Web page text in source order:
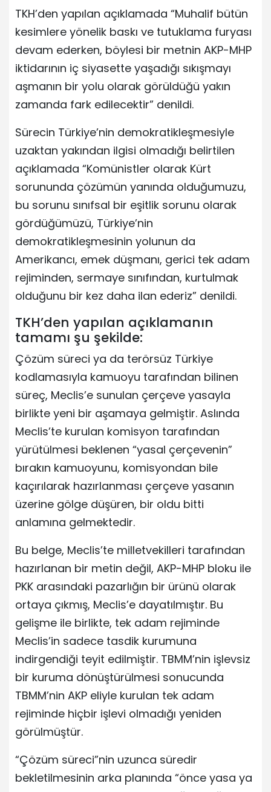
TKH’den yapılan açıklamada “Muhalif bütün
kesimlere yönelik baskı ve tutuklama furyası
devam ederken, böylesi bir metnin AKP-MHP
iktidarının iç siyasette yaşadığı sıkışmayı
aşmanın bir yolu olarak görüldüğü yakın
zamanda fark edilecektir” denildi.
Sürecin Türkiye’nin demokratikleşmesiyle
uzaktan yakından ilgisi olmadığı belirtilen
açıklamada “Komünistler olarak Kürt
sorununda çözümün yanında olduğumuzu,
bu sorunu sınıfsal bir eşitlik sorunu olarak
gördüğümüzü, Türkiye’nin
demokratikleşmesinin yolunun da
Amerikancı, emek düşmanı, gerici tek adam
rejiminden, sermaye sınıfından, kurtulmak
olduğunu bir kez daha ilan ederiz” denildi.
TKH’den yapılan açıklamanın
tamamı şu şekilde:
Çözüm süreci ya da terörsüz Türkiye
kodlamasıyla kamuoyu tarafından bilinen
süreç, Meclis’e sunulan çerçeve yasayla
birlikte yeni bir aşamaya gelmiştir. Aslında
Meclis’te kurulan komisyon tarafından
yürütülmesi beklenen “yasal çerçevenin”
bırakın kamuoyunu, komisyondan bile
kaçırılarak hazırlanması çerçeve yasanın
üzerine gölge düşüren, bir oldu bitti
anlamına gelmektedir.
Bu belge, Meclis’te milletvekilleri tarafından
hazırlanan bir metin değil, AKP-MHP bloku ile
PKK arasındaki pazarlığın bir ürünü olarak
ortaya çıkmış, Meclis’e dayatılmıştır. Bu
gelişme ile birlikte, tek adam rejiminde
Meclis’in sadece tasdik kurumuna
indirgendiği teyit edilmiştir. TBMM’nin işlevsiz
bir kuruma dönüştürülmesi sonucunda
TBMM’nin AKP eliyle kurulan tek adam
rejiminde hiçbir işlevi olmadığı yeniden
görülmüştür.
“Çözüm süreci”nin uzunca süredir
bekletilmesinin arka planında “önce yasa ya